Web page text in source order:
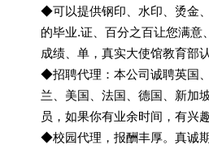
◆可以提供钢印、水印、烫金
的毕业.证、百分之百让您满意
成绩、单，真实大使馆教育部
◆招聘代理：本公司诚聘英国
兰、美国、法国、德国、新加
员，如果你有业余时间，有兴
◆校园代理，报酬丰厚。真诚